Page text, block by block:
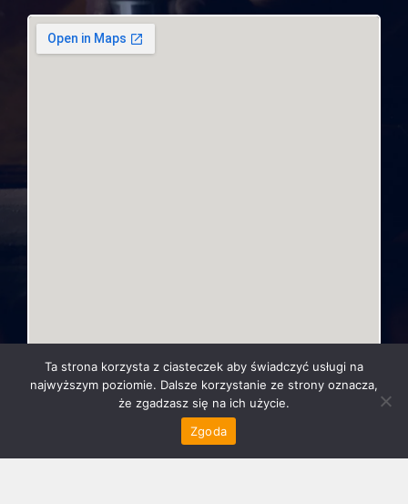
Ta strona korzysta z ciasteczek aby świadczyć usługi na
najwyższym poziomie. Dalsze korzystanie ze strony oznacza,
że zgadzasz się na ich użycie.
Zgoda